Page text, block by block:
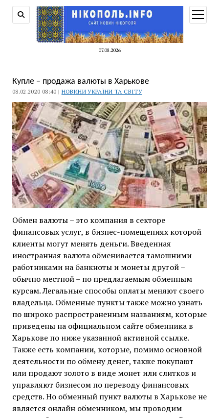
07.08.2026
меню
Купле – продажа валюты в Харькове
08.02.2020 08:40 | НОВИНИ УКРАЇНИ ТА СВІТУ
Обмен валюты – это компания в секторе
финансовых услуг, в бизнес-помещениях которой
клиенты могут менять деньги. Введенная
иностранная валюта обменивается тамошними
работниками на банкноты и монеты другой –
обычно местной – по предлагаемым обменным
курсам. Легальные способы оплаты меняют своего
владельца. Обменные пункты также можно узнать
по широко распространенным названиям, которые
приведены на официальном сайте обменника в
Харькове по ниже указанной активной ссылке.
Также есть компании, которые, помимо основной
деятельности по обмену денег, также покупают
или продают золото в виде монет или слитков и
управляют бизнесом по переводу финансовых
средств. Но обменный пункт валюты в Харькове не
является онлайн обменником, мы проводим